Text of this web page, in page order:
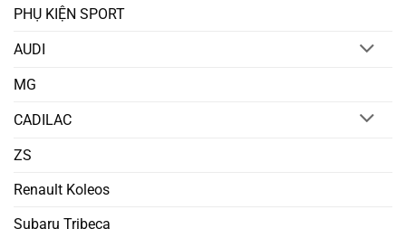
PHỤ KIỆN SPORT
AUDI
MG
CADILAC
ZS
Renault Koleos
Subaru Tribeca